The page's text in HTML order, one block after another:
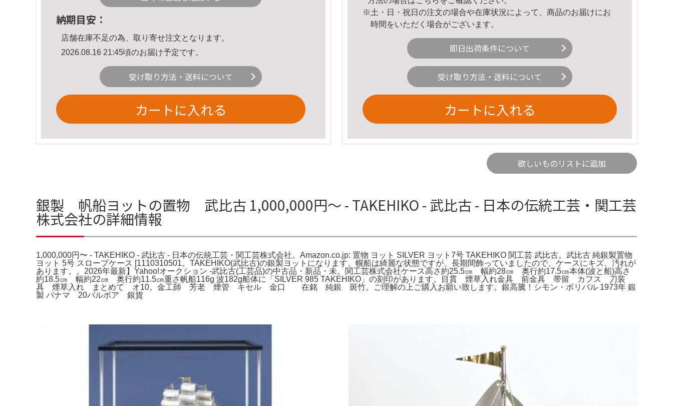
納期目安：
店舗在庫不足の為、取り寄せ注文となります。
2026.08.16 21:45頃のお届け予定です。
受け取り方法・送料について
カートに入れる
※土・日・祝日の注文の場合や在庫状況によって、商品のお届けにお
時間をいただく場合がございます。
即日出荷条件について
受け取り方法・送料について
カートに入れる
欲しいものリストに追加
銀製 帆船ヨットの置物 武比古 1,000,000円〜 - TAKEHIKO - 武比古 - 日本の伝統工芸・関工芸
株式会社の詳細情報
1,000,000円〜 - TAKEHIKO - 武比古 - 日本の伝統工芸・関工芸株式会社。Amazon.co.jp: 置物 ヨット SILVER ヨット7号 TAKEHIKO 関工芸 武比古。武比古 純銀製置物
ヨット 5号 スロープケース [1110310501。TAKEHIKO(武比古)の銀製ヨットになります。幌船は綺麗な状態ですが、長期間飾っていましたので、ケースにキズ、汚れが
あります。。2026年最新】Yahoo!オークション -武比古(工芸品)の中古品・新品・未。関工芸株式会社ケース高さ約25.5㎝ 幅約28㎝ 奥行約17.5㎝本体(波と船)高さ
約18.5㎝ 幅約22㎝ 奥行約11.5㎝重さ帆船116g 波182g船体に「SILVER 985 TAKEHIKO」の刻印があります。目貫 煙草入れ金具 前金具 帯留 カフス 刀装
具 煙草入れ まとめて オ10。金工師 芳老 煙管 キセル 金口 在銘 純銀 斑竹。ご理解の上ご購入お願い致します。銀高騰！シモン・ボリバル 1973年 銀
製 パナマ 20バルボア 銀貨